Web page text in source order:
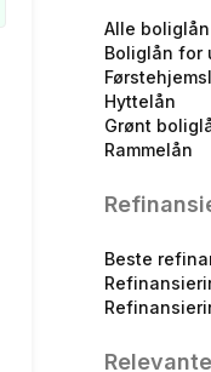
Alle boliglån
Boliglån for
Hyttelån
Grønt
Rammelån
Beste